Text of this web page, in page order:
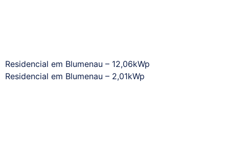
Residencial em Blumenau – 12,06kWp
Residencial em Blumenau – 2,01kWp